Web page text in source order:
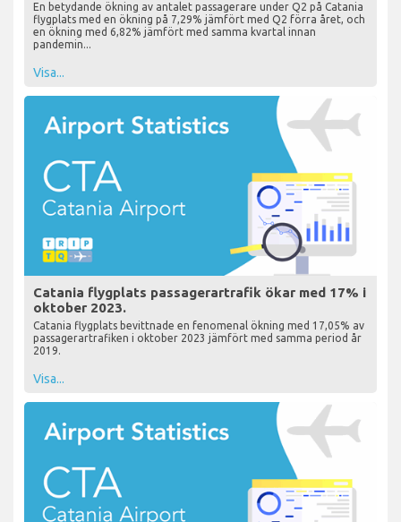
En betydande ökning av antalet passagerare under Q2 på Catania
flygplats med en ökning på 7,29% jämfört med Q2 förra året, och
en ökning med 6,82% jämfört med samma kvartal innan
pandemin...
Visa...
Catania flygplats passagerartrafik ökar med 17% i
oktober 2023.
Catania flygplats bevittnade en fenomenal ökning med 17,05% av
passagerartrafiken i oktober 2023 jämfört med samma period år
2019.
Visa...